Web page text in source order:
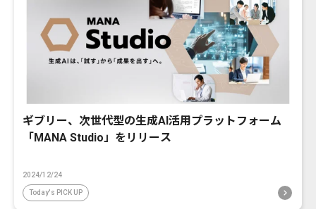
ギブリー、次世代型の生成AI活用プラットフォーム
「MANA Studio」をリリース
2024/12/24
Today's PICK UP